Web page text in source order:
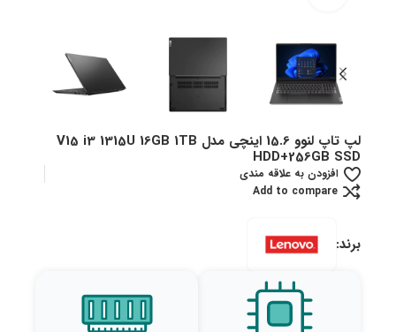
لپ تاپ لنوو 15.6 اینچی مدل V15 i3 1315U 16GB 1TB
HDD+256GB SSD
افزودن به علاقه مندی
Add to compare
برند: